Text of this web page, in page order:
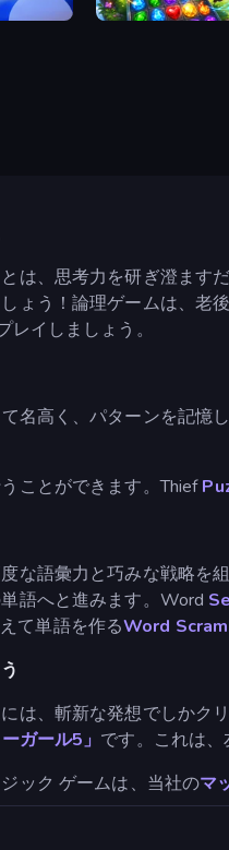
Diamant: Sky
は、思考力を研ぎ澄ます
ょう！論理ゲームは、
レイしましょう。
名高く、パターンを記憶
ことができます。Thief
な語彙力と巧みな戦略
語へと進みます。Word
て単語を作るWord
は、斬新な発想でしか
ガール5」 です。これは、
ック ゲームは、当社のマ